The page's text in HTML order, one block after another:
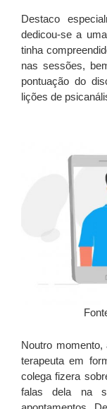
Destaco
dedicou-se a
tinha
nas sessões,
pontuação do
lições de
Noutro
terapeuta em
colega fizera
falas dela na